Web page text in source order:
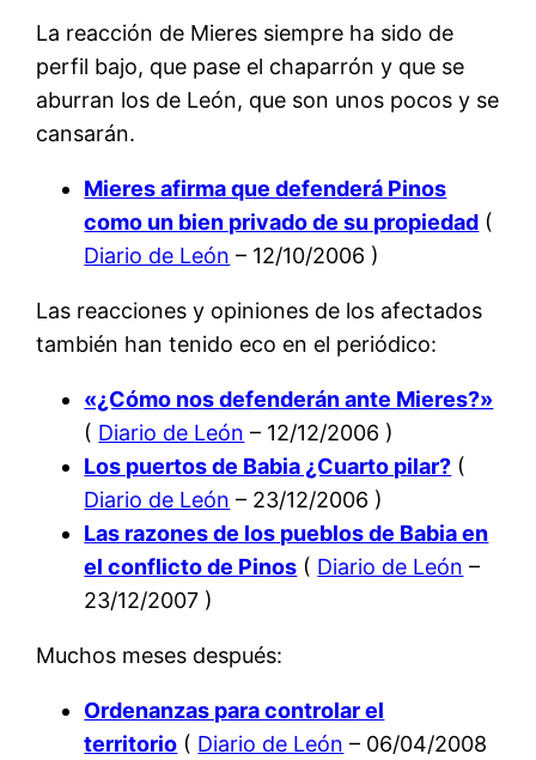
La reacción de Mieres siempre ha sido de
perfil bajo, que pase el chaparrón y que se
aburran los de León, que son unos pocos y se
cansarán.
Mieres afirma que defenderá Pinos
como un bien privado de su propiedad (
Diario de León – 12/10/2006 )
Las reacciones y opiniones de los afectados
también han tenido eco en el periódico:
«¿Cómo nos defenderán ante Mieres?»
( Diario de León – 12/12/2006 )
Los puertos de Babia ¿Cuarto pilar? (
Diario de León – 23/12/2006 )
Las razones de los pueblos de Babia en
el conflicto de Pinos ( Diario de León –
23/12/2007 )
Muchos meses después:
Ordenanzas para controlar el
territorio ( Diario de León – 06/04/2008